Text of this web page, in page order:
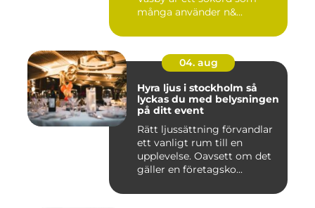
många använder n&...
04. aug
Hyra ljus i stockholm så
lyckas du med belysningen
på ditt event
Rätt ljussättning förvandlar
ett vanligt rum till en
upplevelse. Oavsett om det
gäller en företagsko...